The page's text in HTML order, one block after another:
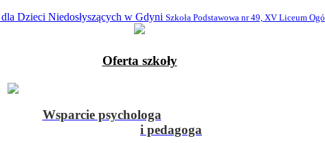
dla Dzieci Niedosłyszących w Gdyni Szkoła Podstawowa nr 49, XV Liceum
Oferta szkoły
Wsparcie psychologa
i pedagoga